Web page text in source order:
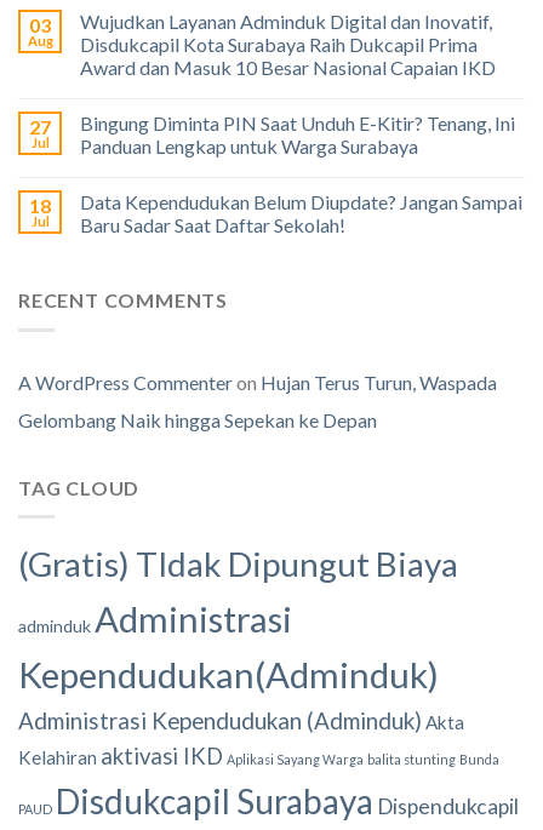
03
Aug
Wujudkan Layanan Adminduk Digital dan Inovatif,
Disdukcapil Kota Surabaya Raih Dukcapil Prima
Award dan Masuk 10 Besar Nasional Capaian IKD
27
Jul
Bingung Diminta PIN Saat Unduh E-Kitir? Tenang, Ini
Panduan Lengkap untuk Warga Surabaya
18
Jul
Data Kependudukan Belum Diupdate? Jangan Sampai
Baru Sadar Saat Daftar Sekolah!
RECENT COMMENTS
A WordPress Commenteron Hujan Terus Turun, Waspada
Gelombang Naik hingga Sepekan ke Depan
TAG CLOUD
(Gratis) TIdak Dipungut Biaya
admindukAdministrasi
Kependudukan(Adminduk)
Administrasi Kependudukan (Adminduk) Akta
Kelahiran aktivasi IKD Aplikasi Sayang Warga balita stunting Bunda
PAUD Disdukcapil Surabaya Dispendukcapil